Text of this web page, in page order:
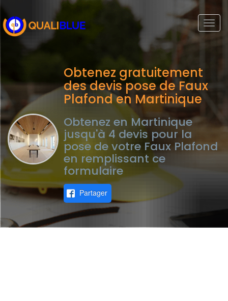
Obtenez gratuitement
des devis pose de Faux
Plafond en Martinique
Obtenez en Martinique
jusqu'à 4 devis pour la
pose de votre Faux Plafond
en remplissant ce
formulaire
Partager